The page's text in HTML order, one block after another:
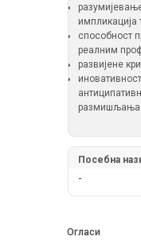
импликација
способност
реалним
развијене
размишљања
Посебна
-
Огласи